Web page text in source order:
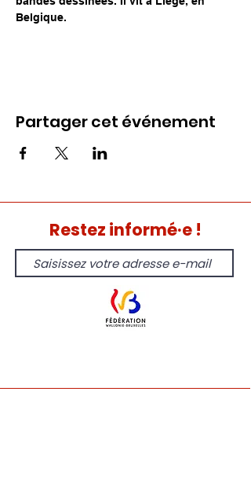
Belgique.
Partager cet événement
Restez informé·e !